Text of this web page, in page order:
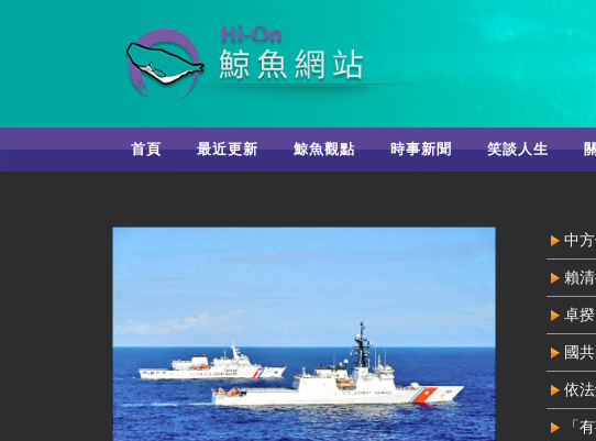
首頁 最近更新 鯨魚觀點 時事新聞 笑談人生
中
賴
卓
國
依
「